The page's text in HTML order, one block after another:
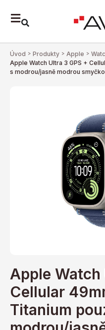
Úvod > Produkty > Apple >
Apple Watch Ultra 3 GPS +
s modrou/jasně modrou
Apple Watch
Cellular
Titanium